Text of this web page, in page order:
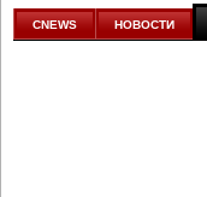
аналитике
CNEWS НОВОСТИ